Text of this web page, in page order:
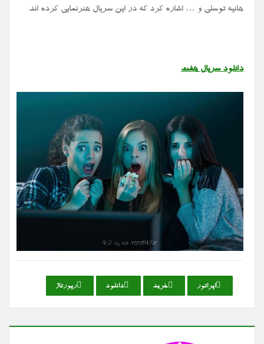
هانیه توسلی و … اشاره کرد که در این سریال هنرنمایی کرده اند.
دانلود سریال هفت
اپراتور خرید دانلود رپورتاژ